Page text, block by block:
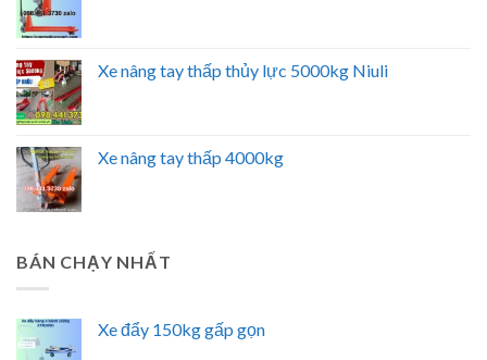
Xe nâng tay thấp thủy lực 5000kg Niuli
Xe nâng tay thấp 4000kg
BÁN CHẠY NHẤT
Xe đẩy 150kg gấp gọn